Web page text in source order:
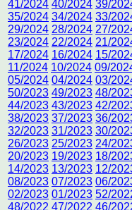
41/2024 40/2024 39/
35/2024 34/2024 33/
29/2024 28/2024 27/
23/2024 22/2024 21/
17/2024 16/2024 15/
11/2024 10/2024 09/
05/2024 04/2024 03/
50/2023 49/2023 48/
44/2023 43/2023 42/
38/2023 37/2023 36/
32/2023 31/2023 30/
26/2023 25/2023 24/
20/2023 19/2023 18/
14/2023 13/2023 12/
08/2023 07/2023 06/
02/2023 01/2023 52/
48/2022 47/2022 46/